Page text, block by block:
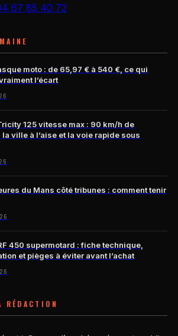
67 85 40 72
moto : de 65,97 € à 540 €, ce qui
l’écart
125 vitesse max : 90 km/h de
ville à l’aise et la voie rapide sous
du Mans côté tribunes : comment tenir
450 supermotard : fiche technique,
et pièges à éviter avant l’achat
RÉDACTION